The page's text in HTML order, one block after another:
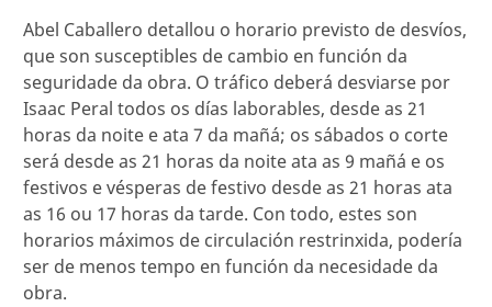
Abel Caballero detallou o horario previsto de desvíos,
que son susceptibles de cambio en función da
seguridade da obra. O tráfico deberá desviarse por
Isaac Peral todos os días laborables, desde as 21
horas da noite e ata 7 da mañá; os sábados o corte
será desde as 21 horas da noite ata as 9 mañá e os
festivos e vésperas de festivo desde as 21 horas ata
as 16 ou 17 horas da tarde. Con todo, estes son
horarios máximos de circulación restrinxida, podería
ser de menos tempo en función da necesidade da
obra.